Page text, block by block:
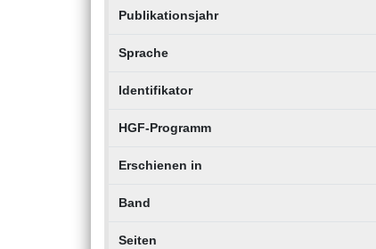
Publikationsjahr
Sprache
Identifikator
HGF-Programm
Erschienen in
Band
Seiten